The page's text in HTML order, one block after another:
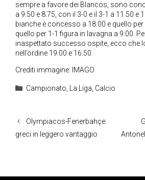
sempre a favore dei Blancos, sono
a 9.50 e 8.75, con il 3-0 e il 3-1 a 11.50 e
bianche è concesso a 18.00 e quello
quello per 1-1 figura in lavagna a 9.00.
inaspettato successo ospite, ecco che
nell’ordine 19.00 e 16.50.
Crediti immagine: IMAGO
Categorie
Campionato, La Liga, Calcio
Olympiacos-Fenerbahçe:
greci in leggero vantaggio